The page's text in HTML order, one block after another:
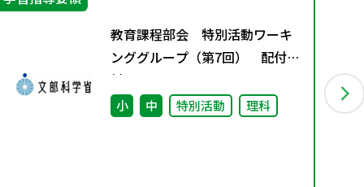
教育課程部会 特別活動ワーキ
ンググループ（第7回） 配付資
料
小 中 特別活動 理科